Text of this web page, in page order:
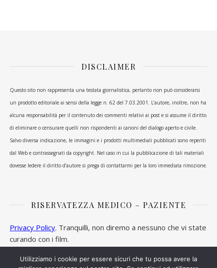
DISCLAIMER
Questo sito non rappresenta una testata giornalistica, pertanto non può considerarsi
un prodotto editoriale ai sensi della legge n. 62 del 7.03.2001. L’autore, inoltre, non ha
alcuna responsabilità per il contenuto dei commenti relativi ai post e si assume il diritto
di eliminare o censurare quelli non rispondenti ai canoni del dialogo aperto e civile.
Salvo diversa indicazione, le immagini e i prodotti multimediali pubblicati sono reperiti
dal Web e contrassegnati da copyright. Nel caso in cui la pubblicazione di tali materiali
dovesse ledere il diritto d’autore si prega di contattarmi per la loro immediata rimozione.
RISERVATEZZA MEDICO – PAZIENTE
Privacy Policy. Tranquilli, non diremo a nessuno che vi state
curando con i film.
Utilizziamo i cookie per essere sicuri che tu possa avere la